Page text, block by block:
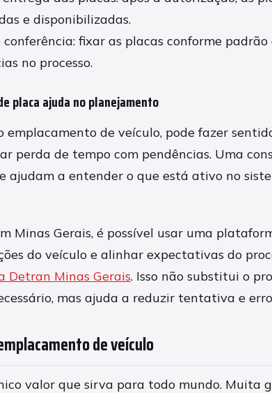
e disponibilizadas.
fixar as placas conforme
no processo.
placa ajuda no planejamento
emplacamento de veículo, pode fazer
perda de tempo com pendências. Uma
ajudam a entender o que está ativo no
Minas Gerais, é possível usar uma
do veículo e alinhar expectativas do
Detran Minas Gerais. Isso não substitui o
mas ajuda a reduzir tentativa e
de veículo
valor que sirva para todo mundo. Muita